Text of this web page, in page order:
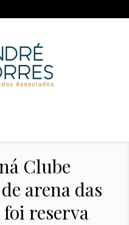
Clube
arena das
reserva